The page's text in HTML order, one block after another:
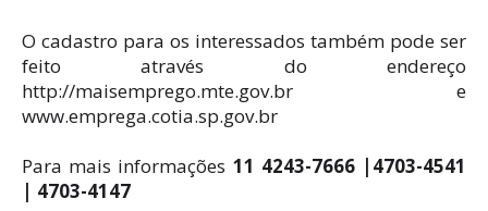
O cadastro para os interessados também pode ser
feito através do endereço
http://maisemprego.mte.gov.br e
www.emprega.cotia.sp.gov.br
Para mais informações 11 4243-7666 |4703-4541
| 4703-4147